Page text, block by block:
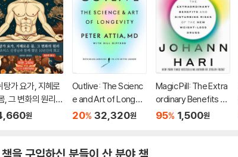
탕가 요가, 지혜로
, 그 변화의 원리:
원
Outlive: The Scienc
e and Art of Longevi
ty
20% 32,320원
Magic Pill: The Extra
ordinary Benefits an
d Disturbing Risks o
95% 1,500원
을 구입하신 분들이 산 분야 책